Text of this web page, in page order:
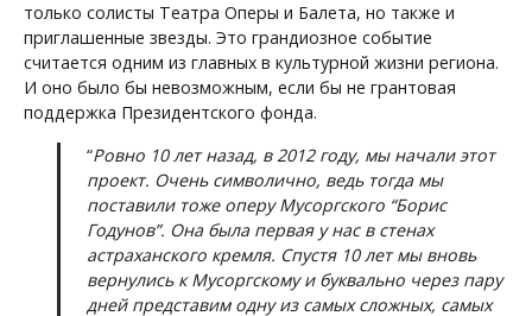
только солисты Театра Оперы и Балета, но также и
приглашенные звезды. Это грандиозное событие
считается одним из главных в культурной жизни региона.
И оно было бы невозможным, если бы не грантовая
поддержка Президентского фонда.
“Ровно 10 лет назад, в 2012 году, мы начали этот
проект. Очень символично, ведь тогда мы
поставили тоже оперу Мусоргского “Борис
Годунов”. Она была первая у нас в стенах
астраханского кремля. Спустя 10 лет мы вновь
вернулись к Мусоргскому и буквально через пару
дней представим одну из самых сложных, самых